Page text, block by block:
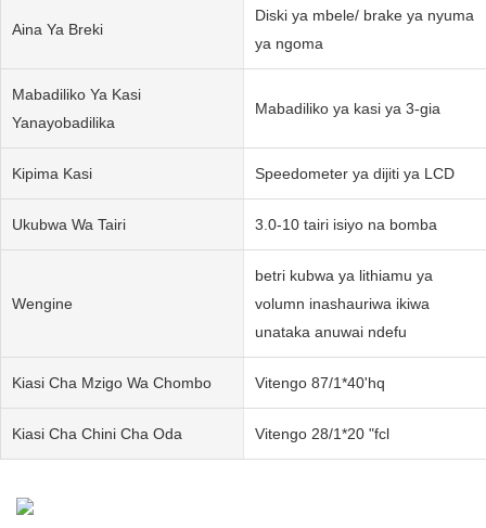
Aina Ya Breki
Diski ya mbele/ brake ya nyuma
ya ngoma
Mabadiliko Ya Kasi
Yanayobadilika
Mabadiliko ya kasi ya 3-gia
Kipima Kasi Speedometer ya dijiti ya LCD
Ukubwa Wa Tairi 3.0-10 tairi isiyo na bomba
Wengine
betri kubwa ya lithiamu ya
volumn inashauriwa ikiwa
unataka anuwai ndefu
Kiasi Cha Mzigo Wa Chombo Vitengo 87/1*40'hq
Kiasi Cha Chini Cha Oda Vitengo 28/1*20 "fcl